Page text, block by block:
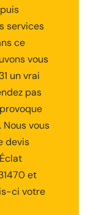
services
ce
vous
un vrai
pas
vous
devis
et
ci votre